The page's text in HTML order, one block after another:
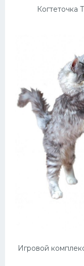
Когтеточка
Игровой